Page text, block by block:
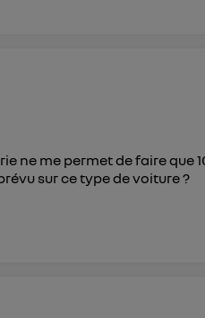
ne me permet de faire que
sur ce type de voiture ?